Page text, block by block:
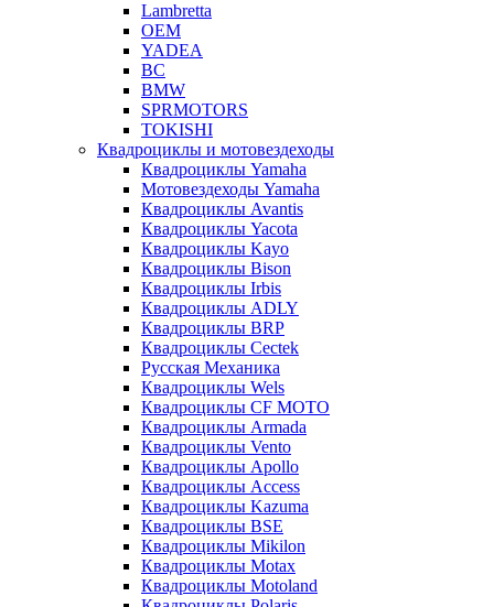
Lambretta
OEM
YADEA
BC
BMW
SPRMOTORS
TOKISHI
Квадроциклы и мотовездеходы
Квадроциклы Yamaha
Мотовездеходы Yamaha
Квадроциклы Avantis
Квадроциклы Yacota
Квадроциклы Kayo
Квадроциклы Bison
Квадроциклы Irbis
Квадроциклы ADLY
Квадроциклы BRP
Квадроциклы Cectek
Русская Механика
Квадроциклы Wels
Квадроциклы CF MOTO
Квадроциклы Armada
Квадроциклы Vento
Квадроциклы Apollo
Квадроциклы Access
Квадроциклы Kazuma
Квадроциклы BSE
Квадроциклы Mikilon
Квадроциклы Motax
Квадроциклы Motoland